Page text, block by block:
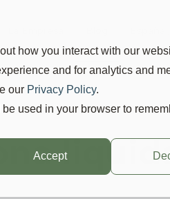
how you interact with our
and for analytics and
our Privacy Policy.
used in your browser to
Accept